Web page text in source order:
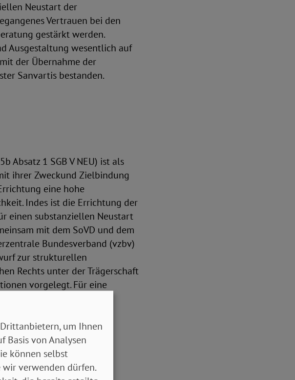
Neustart der
Vertrauen bei den
gestärkt werden.
Ausgestaltung wesentlich auf
der Übernahme der
Sanvartis bestanden.
Absatz 1 SGB V NEU) ist als
ihrer Zweckund Zielbindung
eine hohe
Indes ist die Errichtung der
einen substanziellen Neustart
mit dem SoVD und dem
Bundesverband (vzbv)
zur strukturellen
Rechts unter der Trägerschaft
vorgelegt. Für eine
die beteiligten
der Stiftungssatzung zu
um Ihnen
Basis von Analysen
können selbst
wir verwenden dürfen.